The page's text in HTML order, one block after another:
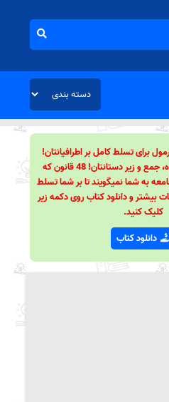
قدرت! 48 فرمول برای تسلط کامل بر اطرافیانتان!
48 راه برای رهبری گروه، جمع و زیر دستانتان! 48 قانون که
به شما نمیگویند تا بر شما تسلط
بیشتر و دانلود کتاب روی دکمه زیر
کلیک کنید.
دانلود کتاب